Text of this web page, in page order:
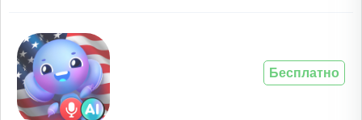
Бесплатно